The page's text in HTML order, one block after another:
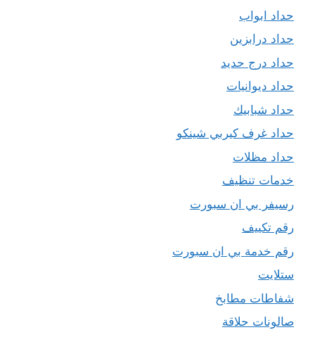
حداد ابواب
حداد درابزين
حداد درج حديد
حداد ديوانيات
حداد شبابيك
حداد غرف كيربي شينكو
حداد مظلات
خدمات تنظيف
رسيفر بي ان سبورت
رقم تكييف
رقم خدمة بي ان سبورت
ستلايت
شفاطات مطابخ
صالونات حلاقة